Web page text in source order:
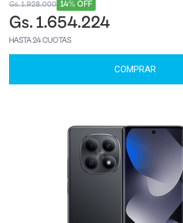
14% OFF
Gs. 1.928.000
Gs. 1.654.224
HASTA 24 CUOTAS
COMPRAR